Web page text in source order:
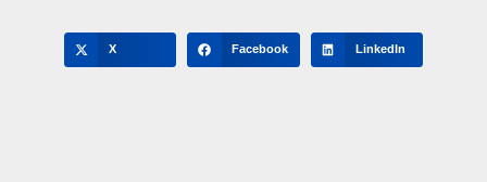
X Facebook LinkedIn